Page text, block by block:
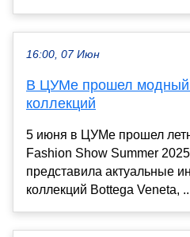
16:00, 07 Июн
В ЦУМе прошел модный
коллекций
5 июня в ЦУМе прошел
Fashion Show Summer
представила актуальные
коллекций Bottega Veneta,